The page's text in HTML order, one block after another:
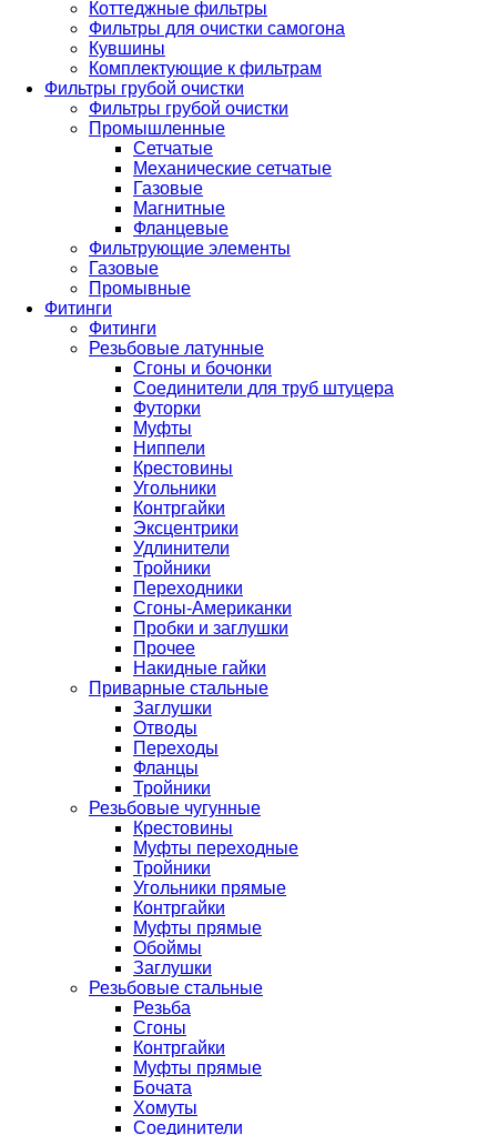
Коттеджные фильтры
Фильтры для очистки самогона
Кувшины
Комплектующие к фильтрам
Фильтры грубой очистки
Фильтры грубой очистки
Промышленные
Сетчатые
Механические сетчатые
Газовые
Магнитные
Фланцевые
Фильтрующие элементы
Газовые
Промывные
Фитинги
Фитинги
Резьбовые латунные
Сгоны и бочонки
Соединители для труб штуцера
Футорки
Муфты
Ниппели
Крестовины
Угольники
Контргайки
Эксцентрики
Удлинители
Тройники
Переходники
Сгоны-Американки
Пробки и заглушки
Прочее
Накидные гайки
Приварные стальные
Заглушки
Отводы
Переходы
Фланцы
Тройники
Резьбовые чугунные
Крестовины
Муфты переходные
Тройники
Угольники прямые
Контргайки
Муфты прямые
Обоймы
Заглушки
Резьбовые стальные
Резьба
Сгоны
Контргайки
Муфты прямые
Бочата
Хомуты
Соединители